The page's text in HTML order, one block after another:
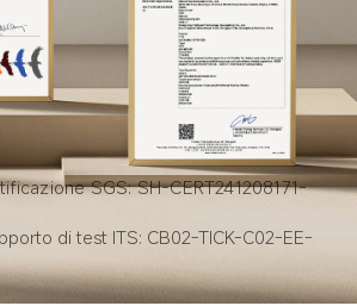
SGS: SH-CERT241208171-
di test ITS: CB02-TICK-C02-EE-